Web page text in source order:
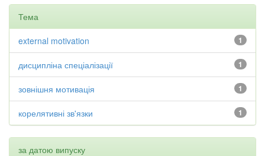
Тема
1
external motivation
1
дисципліна спеціалізації
1
зовнішня мотивація
1
корелятивні зв'язки
за датою випуску